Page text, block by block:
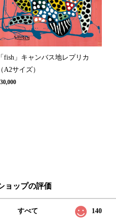
fish」キャンバス地レプリカ
A2サイズ）
ョップの評価
すべて 140